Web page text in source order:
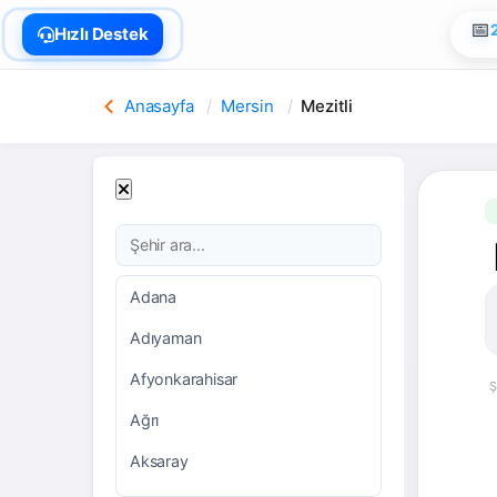
Hızlı Destek 🏠
Anasayfa Mersin Mezitli
Adana
Adıyaman
Afyonkarahisar
Ağrı
Aksaray